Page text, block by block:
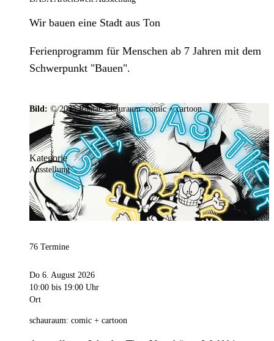
Wir bauen eine Stadt aus Ton
Ferienprogramm für Menschen ab 7 Jahren mit dem
Schwerpunkt "Bauen".
Bild: © 2025 Ramar/schauraum: comic + cartoon
Kategorie
Ausstellung
76 Termine
Do 6. August 2026
10:00 bis 19:00 Uhr
Ort
schauraum: comic + cartoon